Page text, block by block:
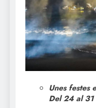
Unes festes
Del 24 al